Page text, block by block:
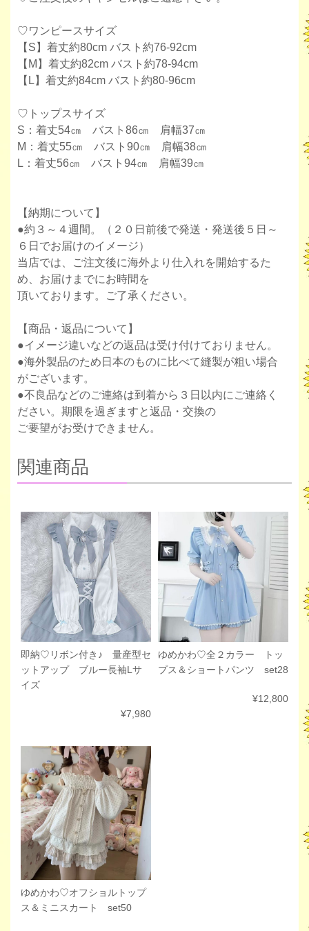
♡ワンピースサイズ
【S】着丈約80cm バスト約76-92cm
【M】着丈約82cm バスト約78-94cm
【L】着丈約84cm バスト約80-96cm
♡トップスサイズ
S：着丈54㎝ バスト86㎝ 肩幅37㎝
M：着丈55㎝ バスト90㎝ 肩幅38㎝
L：着丈56㎝ バスト94㎝ 肩幅39㎝
【納期について】
●約３～４週間。（２０日前後で発送・発送後５日～
６日でお届けのイメージ）
当店では、ご注文後に海外より仕入れを開始するた
め、お届けまでにお時間を
頂いております。ご了承ください。
【商品・返品について】
●イメージ違いなどの返品は受け付けておりません。
●海外製品のため日本のものに比べて縫製が粗い場合
がございます。
●不良品などのご連絡は到着から３日以内にご連絡く
ださい。期限を過ぎますと返品・交換の
ご要望がお受けできません。
関連商品
即納♡リボン付き♪ 量産型セ
ットアップ ブルー長袖Lサ
イズ
¥7,980
ゆめかわ♡全２カラー トッ
プス＆ショートパンツ set28
¥12,800
ゆめかわ♡オフショルトップ
ス＆ミニスカート set50